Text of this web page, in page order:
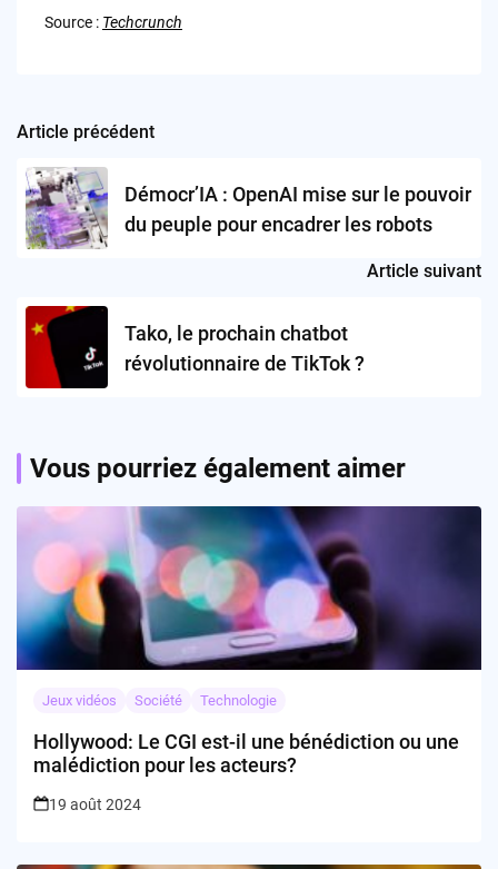
Source : Techcrunch
Post
navigation
Article précédent
Démocr’IA : OpenAI mise sur le pouvoir
du peuple pour encadrer les robots
Article suivant
Tako, le prochain chatbot
révolutionnaire de TikTok ?
Vous pourriez également aimer
Jeux vidéos Société Technologie
Hollywood: Le CGI est-il une bénédiction ou une
malédiction pour les acteurs?
19 août 2024